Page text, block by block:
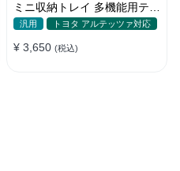
ミニ収納トレイ 多機能用テー
ブル 食事 物置き用 高品質
汎用 トヨタ アルテッツァ対応
¥ 3,650 (税込)